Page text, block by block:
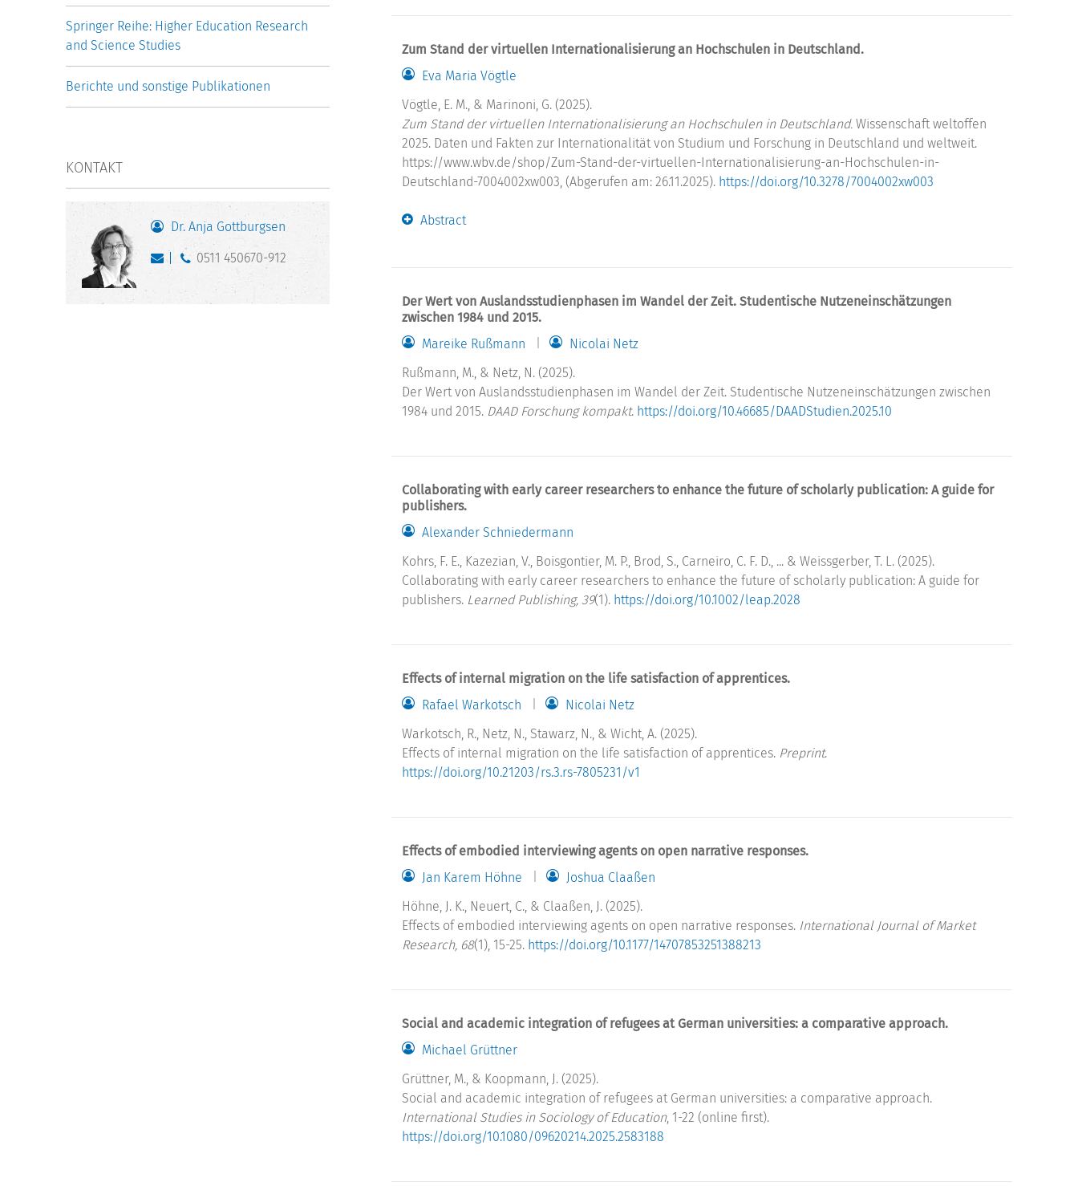
Zum Stand der virtuellen Internationalisierung an Hochschulen in Deutschland.
Eva Maria Vögtle
Vögtle, E. M., & Marinoni, G. (2025).
Zum Stand der virtuellen Internationalisierung an Hochschulen in Deutschland. Wissenschaft weltoffen
2025. Daten und Fakten zur Internationalität von Studium und Forschung in Deutschland und weltweit.
https://www.wbv.de/shop/Zum-Stand-der-virtuellen-Internationalisierung-an-Hochschulen-in-
Deutschland-7004002xw003, (Abgerufen am: 26.11.2025). https://doi.org/10.3278/7004002xw003
Abstract
Der Wert von Auslandsstudienphasen im Wandel der Zeit. Studentische Nutzeneinschätzungen
zwischen 1984 und 2015.
Mareike Rußmann
Nicolai Netz
Rußmann, M., & Netz, N. (2025).
Der Wert von Auslandsstudienphasen im Wandel der Zeit. Studentische Nutzeneinschätzungen zwischen
1984 und 2015. DAAD Forschung kompakt. https://doi.org/10.46685/DAADStudien.2025.10
Collaborating with early career researchers to enhance the future of scholarly publication: A guide for
publishers.
Alexander Schniedermann
Kohrs, F. E., Kazezian, V., Boisgontier, M. P., Brod, S., Carneiro, C. F. D., ... & Weissgerber, T. L. (2025).
Collaborating with early career researchers to enhance the future of scholarly publication: A guide for
publishers. Learned Publishing, 39(1). https://doi.org/10.1002/leap.2028
Effects of internal migration on the life satisfaction of apprentices.
Rafael Warkotsch
Nicolai Netz
Warkotsch, R., Netz, N., Stawarz, N., & Wicht, A. (2025).
Effects of internal migration on the life satisfaction of apprentices. Preprint.
https://doi.org/10.21203/rs.3.rs-7805231/v1
Effects of embodied interviewing agents on open narrative responses.
Jan Karem Höhne
Joshua Claaßen
Höhne, J. K., Neuert, C., & Claaßen, J. (2025).
Effects of embodied interviewing agents on open narrative responses. International Journal of Market
Research, 68(1), 15-25. https://doi.org/10.1177/14707853251388213
Social and academic integration of refugees at German universities: a comparative approach.
Michael Grüttner
Grüttner, M., & Koopmann, J. (2025).
Social and academic integration of refugees at German universities: a comparative approach.
International Studies in Sociology of Education, 1-22 (online first).
https://doi.org/10.1080/09620214.2025.2583188
Springer Reihe: Higher Education Research
and Science Studies
Berichte und sonstige Publikationen
KONTAKT
Dr. Anja Gottburgsen
0511 450670-912